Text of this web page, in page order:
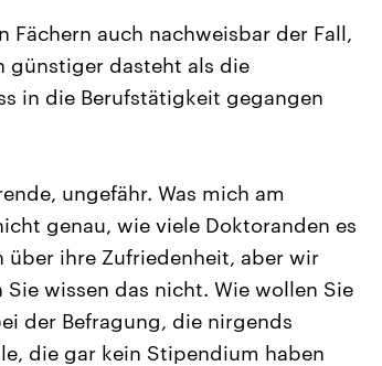
auch nachweisbar der Fall,
günstiger dasteht als die
in die Berufstätigkeit gegangen
ungefähr. Was mich am
genau, wie viele Doktoranden es
ihre Zufriedenheit, aber wir
wissen das nicht. Wie wollen Sie
der Befragung, die nirgends
die gar kein Stipendium haben